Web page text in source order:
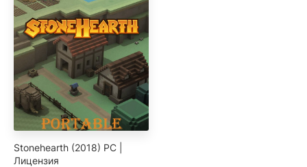
Stonehearth (2018) PC |
Лицензия